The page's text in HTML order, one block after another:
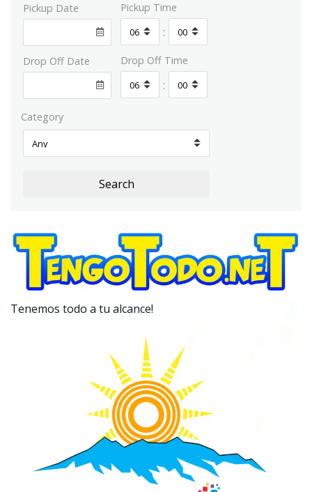
Pickup Date Pickup Time
:
Drop Off Date Drop Off Time
:
Category
Search
Tenemos todo a tu alcance!